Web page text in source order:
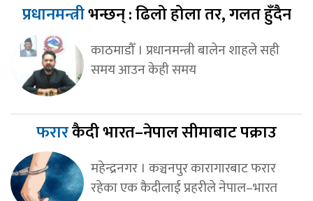
प्रधानमन्त्रीभन्छन् : ढिलो होला तर, गलत हुँदैन
काठमाडौँ । प्रधानमन्त्री बालेन शाहले सही
समय आउन केही समय
फरारकैदी भारत–नेपाल सीमाबाट पक्राउ
महेन्द्रनगर । कञ्चनपुर कारागारबाट फरार
रहेका एक कैदीलाई प्रहरीले नेपाल–भारत